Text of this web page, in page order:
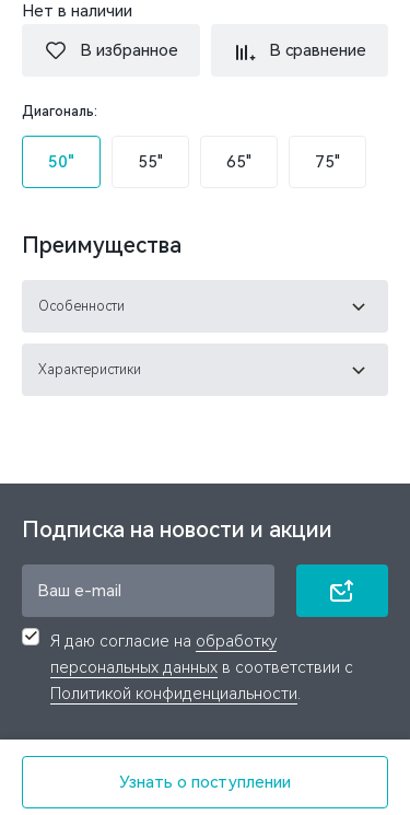
Нет в наличии
В избранное
В сравнение
Диагональ:
50" 55" 65" 75"
Преимущества
Особенности
Характеристики
Узнать о поступлении
Подписка на новости и акции
Я даю согласие на обработку
персональных данных в соответствии с
Политикой конфиденциальности.
Связаться с нами